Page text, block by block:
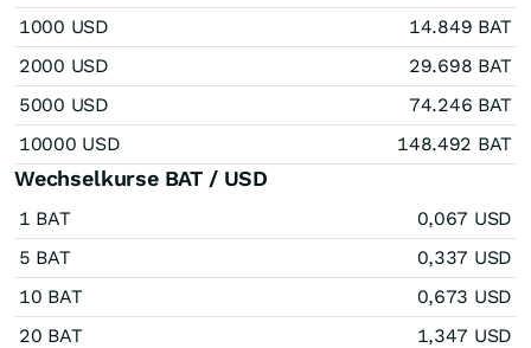
1000 USD
14.849 BAT
2000 USD
29.698 BAT
5000 USD
74.246 BAT
10000 USD
148.492 BAT
Wechselkurse BAT / USD
1 BAT
0,067 USD
5 BAT
0,337 USD
10 BAT
0,673 USD
20 BAT
1,347 USD